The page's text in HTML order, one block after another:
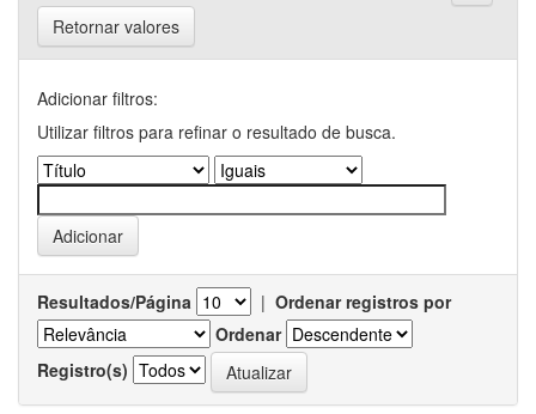
Retornar valores
Adicionar filtros:
Utilizar filtros para refinar o resultado de busca.
Resultados/Página | Ordenar registros por
Ordenar
Registro(s)